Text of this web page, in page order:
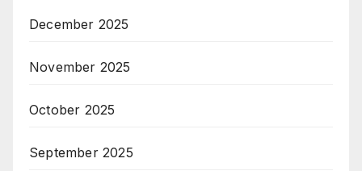
December 2025
November 2025
October 2025
September 2025